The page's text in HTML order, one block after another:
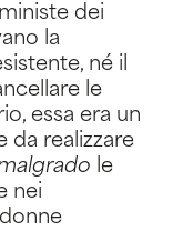
dei
la
né il
le
essa era un
da realizzare
le
nei